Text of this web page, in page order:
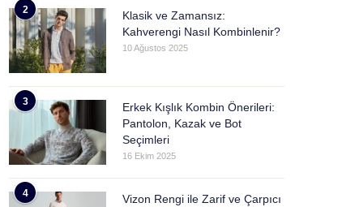
2
Klasik ve Zamansız:
Kahverengi Nasıl Kombinlenir?
10 Ağustos 2025
3
Erkek Kışlık Kombin Önerileri:
Pantolon, Kazak ve Bot
Seçimleri
16 Ekim 2025
4
Vizon Rengi ile Zarif ve Çarpıcı